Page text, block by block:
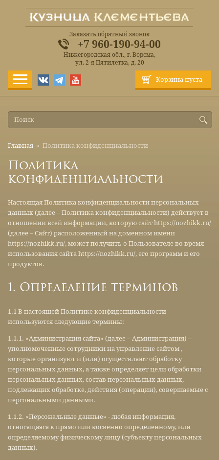
Корзина пуста
Заказать обратный звонок
+7 960-190-94-00
Нижегородская обл., г. Ворсма,
ул. 2-я Пятилетка, д. 20
Главная » Политика конфиденциальности
Политика
конфиденциальности
Настоящая Политика конфиденциальности персональных
данных (далее – Политика конфиденциальности) действует в
отношении всей информации, которую сайт https://nozhikk.ru/
(далее – Сайт) расположенный на доменном имени
https://nozhikk.ru/, может получить о Пользователе во время
использования сайта https://nozhikk.ru/, его программ и его
продуктов.
1. Определение терминов
1.1 В настоящей Политике конфиденциальности
используются следующие термины:
1.1.1. «Администрация сайта» (далее – Администрация) –
уполномоченные сотрудники на управление сайтом ,
которые организуют и (или) осуществляют обработку
персональных данных, а также определяет цели обработки
персональных данных, состав персональных данных,
подлежащих обработке, действия (операции), совершаемые с
персональными данными.
1.1.2. «Персональные данные» - любая информация,
относящаяся к прямо или косвенно определенному, или
определяемому физическому лицу (субъекту персональных
данных).